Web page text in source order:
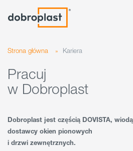
Strona główna » Kariera
Pracuj
w Dobroplast
Dobroplast jest częścią DOVISTA,
dostawcy okien pionowych
i drzwi zewnętrznych.